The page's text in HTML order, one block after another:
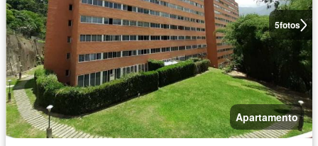
5fotos
Apartamento